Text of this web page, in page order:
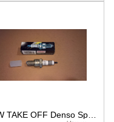
NEW TAKE OFF Denso Spark Plug W31ES-ZU W31ESZU 4063 LESS TERMINAL